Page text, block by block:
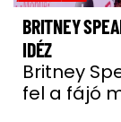
BRITNEY
IDÉZ
Britney
fel a fájó